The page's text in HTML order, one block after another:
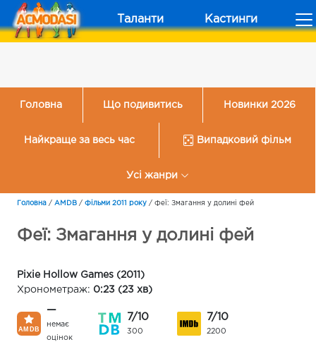
Таланти Кастинги
Головна Що подивитись Новинки 2026
Найкраще за весь час Випадковий фільм
Усі жанри
Головна / AMDB / Фільми 2011 року / Феї: Змагання у долині фей
Феї: Змагання у долині фей
Pixie Hollow Games (2011)
Хронометраж: 0:23 (23 хв)
—
немає
оцінок
7/10
300
7/10
2200